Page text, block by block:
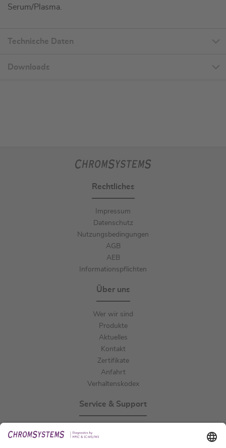
Serum/Plasma.
Technische Daten
Downloads
Rechtliches
Impressum
Datenschutz
Nutzungsbedingungen
AGB
AEB
Informationspflichten
Über uns
Wer wir sind
Produkte
Aktuelles
Kontakt
Zertifikate
Anfahrt
Verhaltenskodex
Service & Support